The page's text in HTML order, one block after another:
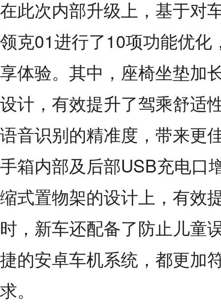
在此次内部升级上，基于对
领克01进行了10项功能优
享体验。其中，座椅坐垫加
设计，有效提升了驾乘舒适
语音识别的精准度，带来更
手箱内部及后部USB充电口
缩式置物架的设计上，有效
时，新车还配备了防止儿童
捷的安卓车机系统，都更加
求。